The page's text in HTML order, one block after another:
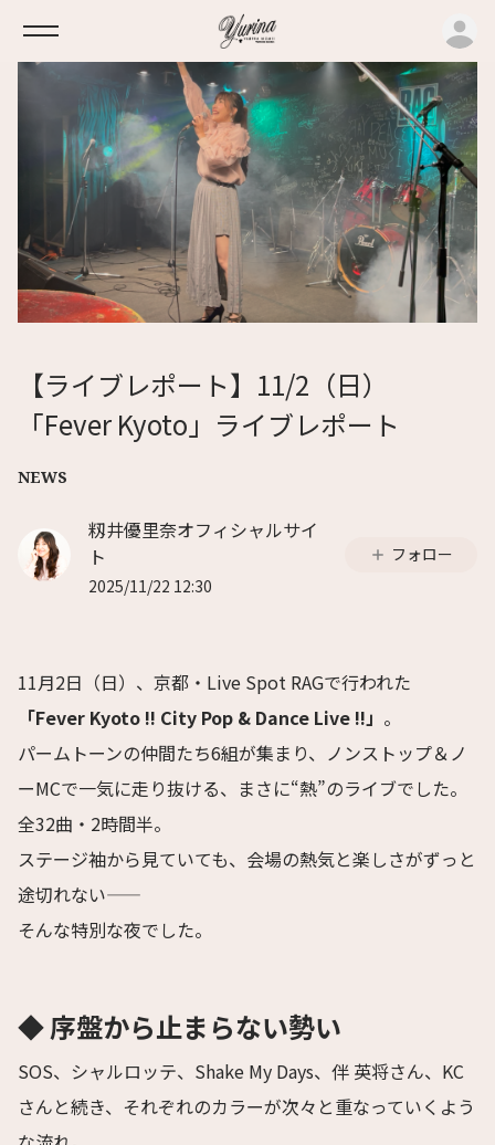
【ライブレポート】11/2（日）
「Fever Kyoto」ライブレポート
NEWS
籾井優里奈オフィシャルサイ
ト
2025/11/22 12:30
フォロー
11月2日（日）、京都・Live Spot RAGで行われた
「Fever Kyoto !! City Pop & Dance Live !!」 。
パームトーンの仲間たち6組が集まり、ノンストップ＆ノ
ーMCで一気に走り抜ける、まさに“熱”のライブでした。
全32曲・2時間半。
ステージ袖から見ていても、会場の熱気と楽しさがずっと
途切れない——
そんな特別な夜でした。
◆ 序盤から止まらない勢い
SOS、シャルロッテ、Shake My Days、伴 英将さん、KC
さんと続き、それぞれのカラーが次々と重なっていくよう